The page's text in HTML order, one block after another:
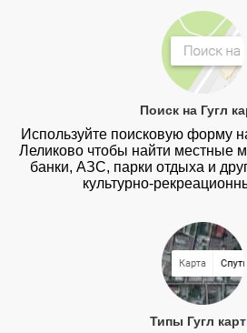
Поиск на Гугл
Используйте поисковую форму
Леликово чтобы найти местные
банки, АЗС, парки отдыха и
культурно-
Типы Гугл